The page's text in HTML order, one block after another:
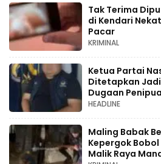
Tak Terima
di Kendari
Pacar
KRIMINAL
Ketua Partai
Ditetapkan
Dugaan
HEADLINE
Maling Babak
Kepergok
Malik Raya